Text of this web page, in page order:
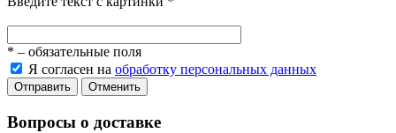
* – обязательные поля
Я согласен на обработку персональных данных
Отправить Отменить
Вопросы о доставке